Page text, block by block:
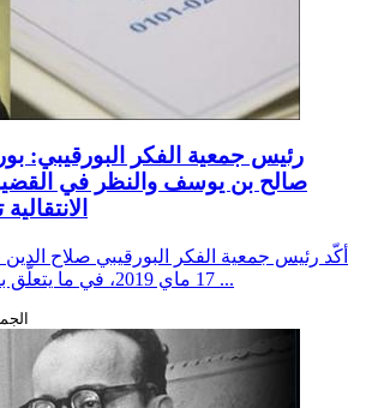
رئيس جمعية الفكر البورقيبي:
صالح بن يوسف والنظر في
أكّد رئيس جمعية الفكر البورقيبي صلاح
17 ماي 2019، في ما يتعلّق بقضية اغتيال صالح ب ...
الجمعة، 17